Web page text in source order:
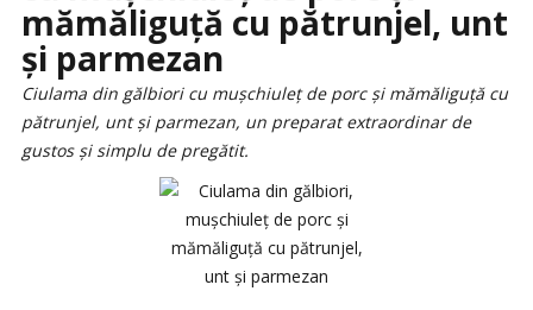
mămăliguță cu pătrunjel, unt
și parmezan
Ciulama din gălbiori cu mușchiuleț de porc și mămăliguță cu
pătrunjel, unt și parmezan, un preparat extraordinar de
gustos și simplu de pregătit.